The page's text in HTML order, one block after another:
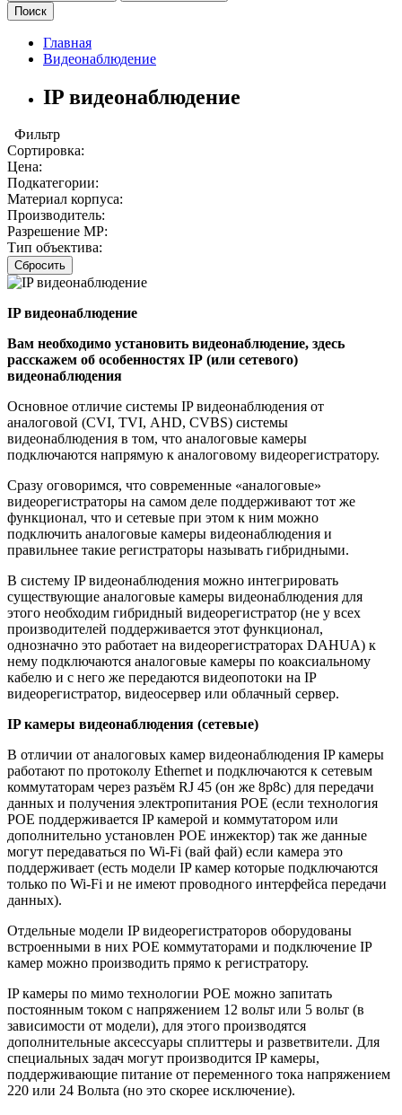
Поиск
Главная
Видеонаблюдение
IP видеонаблюдение
Фильтр
Сортировка:
Цена:
Подкатегории:
Материал корпуса:
Производитель:
Разрешение MP:
Тип объектива:
Сбросить
IPвидеонаблюдение
Вам необходимо установить видеонаблюдение, здесь
расскажем об особенностях IP (или сетевого)
видеонаблюдения
Основное отличие системы IP видеонаблюдения от
аналоговой (CVI, TVI, AHD, CVBS) системы
видеонаблюдения в том, что аналоговые камеры
подключаются напрямую к аналоговому видеорегистратору.
Сразу оговоримся, что современные «аналоговые»
видеорегистраторы на самом деле поддерживают тот же
функционал, что и сетевые при этом к ним можно
подключить аналоговые камеры видеонаблюдения и
правильнее такие регистраторы называть гибридными.
В систему IP видеонаблюдения можно интегрировать
существующие аналоговые камеры видеонаблюдения для
этого необходим гибридный видеорегистратор (не у всех
производителей поддерживается этот функционал,
однозначно это работает на видеорегистраторах DAHUA) к
нему подключаются аналоговые камеры по коаксиальному
кабелю и с него же передаются видеопотоки на IP
видеорегистратор, видеосервер или облачный сервер.
IP камеры видеонаблюдения (сетевые)
В отличии от аналоговых камер видеонаблюдения IP камеры
работают по протоколу Ethernet и подключаются к сетевым
коммутаторам через разъём RJ 45 (он же 8p8с) для передачи
данных и получения электропитания POE (если технология
POE поддерживается IP камерой и коммутатором или
дополнительно установлен POE инжектор) так же данные
могут передаваться по Wi-Fi (вай фай) если камера это
поддерживает (есть модели IP камер которые подключаются
только по Wi-Fi и не имеют проводного интерфейса передачи
данных).
Отдельные модели IP видеорегистраторов оборудованы
встроенными в них POE коммутаторами и подключение IP
камер можно производить прямо к регистратору.
IP камеры по мимо технологии POE можно запитать
постоянным током с напряжением 12 вольт или 5 вольт (в
зависимости от модели), для этого производятся
дополнительные аксессуары сплиттеры и разветвители. Для
специальных задач могут производится IP камеры,
поддерживающие питание от переменного тока напряжением
220 или 24 Вольта (но это скорее исключение).